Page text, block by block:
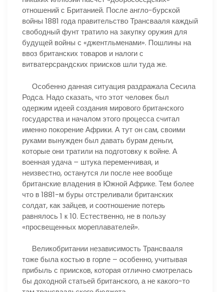
отношений с Британией. После англо-бурской
войны 1881 года правительство Трансвааля каждый
свободный фунт тратило на закупку оружия для
будущей войны с «джентльменами». Пошлины на
ввоз британских товаров и налоги с
витватерсрандских приисков шли туда же.
Особенно данная ситуация раздражала Сесила
Родса. Надо сказать, что этот человек был
одержим идеей создания мирового британского
государства и началом этого процесса считал
именно покорение Африки. А тут он сам, своими
руками вынужден был давать бурам деньги,
которые они тратили на подготовку к войне. А
военная удача – штука переменчивая, и
неизвестно, останутся ли после нее вообще
британские владения в Южной Африке. Тем более
что в 1881-м буры отстреливали британских
солдат, как зайцев, и соотношение потерь
равнялось 1 к 10. Естественно, не в пользу
«просвещенных мореплавателей».
Великобритании независимость Трансвааля
тоже была костью в горле – особенно, учитывая
прибыль с приисков, которая отлично смотрелась
бы доходной статьей британского, а не какого-то